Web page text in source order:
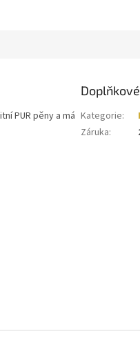
PUR pěny a má Kategorie:
Záruka: